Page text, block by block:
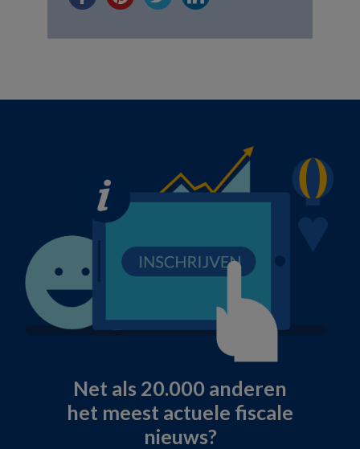
Net als 20.000 anderen
het meest actuele fiscale
nieuws?